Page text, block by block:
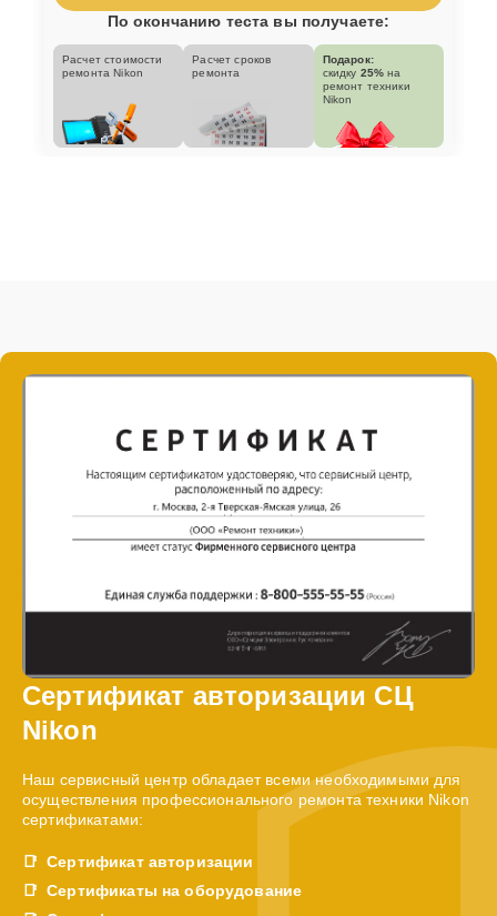
По окончанию теста вы получаете:
Расчет стоимости
ремонта Nikon
Расчет сроков
ремонта
Подарок:
скидку 25% на
ремонт техники
Nikon
Сертификат авторизации СЦ
Nikon
Наш сервисный центр обладает всеми необходимыми для
осуществления профессионального ремонта техники Nikon
сертификатами:
Сертификат авторизации
Сертификаты на оборудование